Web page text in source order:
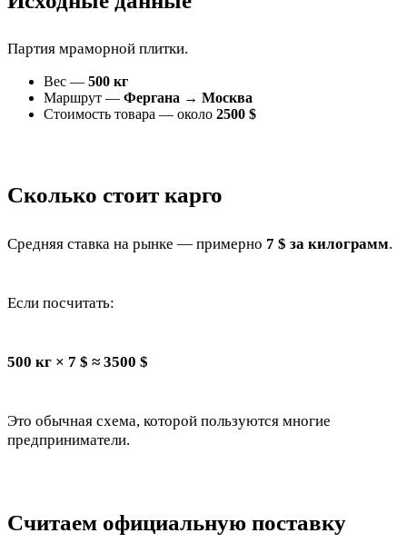
Партия мраморной плитки.
Вес — 500 кг
Маршрут — Фергана → Москва
Стоимость товара — около 2500 $
Сколько стоит карго
Средняя ставка на рынке — примерно 7 $ за килограмм.
Если посчитать:
500 кг × 7 $ ≈ 3500 $
Это обычная схема, которой пользуются многие
предприниматели.
Считаем официальную поставку